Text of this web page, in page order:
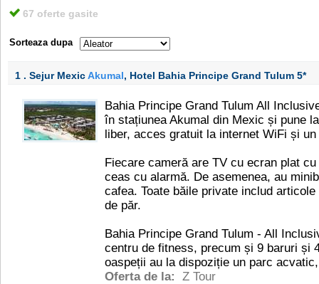
67 oferte gasite
Sorteaza dupa
1 . Sejur MexicAkumal, Hotel Bahia Principe Grand Tulum 5*
Bahia Principe Grand Tulum All
în stațiunea Akumal din Mexic și pune
liber, acces gratuit la internet WiFi și
Fiecare cameră are TV cu ecran plat
ceas cu alarmă. De asemenea, au
cafea. Toate băile private includ
de păr.
Bahia Principe Grand Tulum - All
centru de fitness, precum și 9 baruri și
oaspeții au la dispoziție un parc
Oferta de la:
Z Tour